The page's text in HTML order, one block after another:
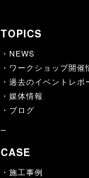
TOPICS
・NEWS
・ワークショップ開催
・過去のイベントレポ
・媒体情報
・ブログ
CASE
・施工事例